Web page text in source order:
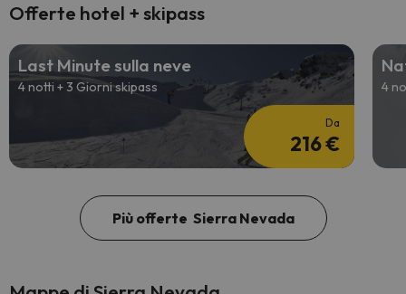
Offerte hotel + skipass
Last Minute sulla neve
4 notti + 3 Giorni skipass
Da
216 €
4
Più offerte Sierra Nevada